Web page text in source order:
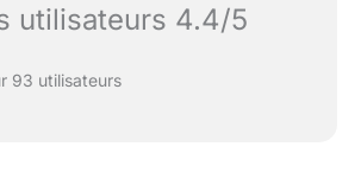
lames à faible vitesse et
couple élevé traitent
déchets alimentaires tout
utilisateurs 4.4/5
93 utilisateurs